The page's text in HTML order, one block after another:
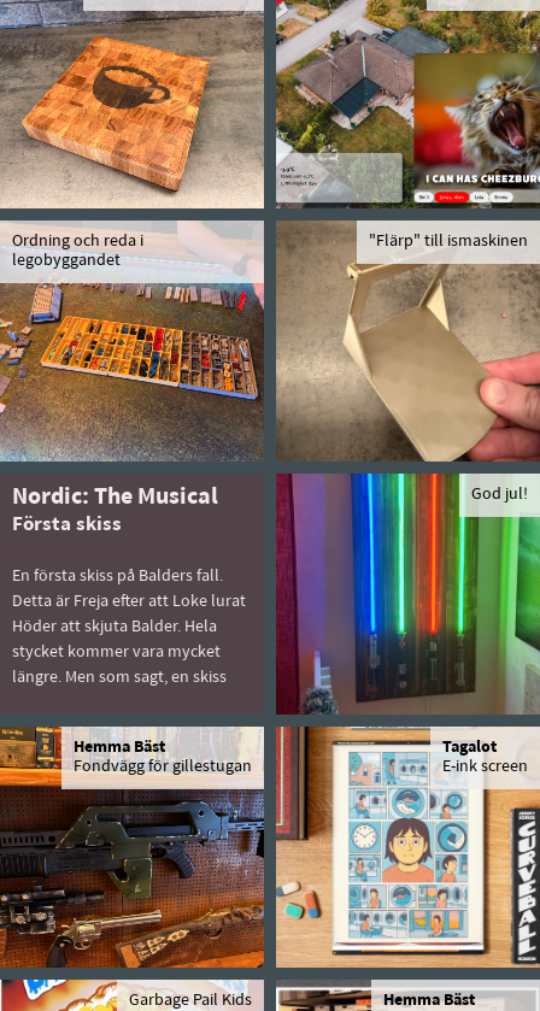
Ordning och reda i
legobyggandet
"Flärp" till ismaskinen
Nordic: The Musical
Första skiss
En första skiss på Balders fall.
Detta är Freja efter att Loke lurat
Höder att skjuta Balder. Hela
stycket kommer vara mycket
längre. Men som sagt, en skiss
God jul!
Hemma Bäst
Fondvägg för gillestugan
Tagalot
E-ink screen
Garbage Pail Kids Hemma Bäst